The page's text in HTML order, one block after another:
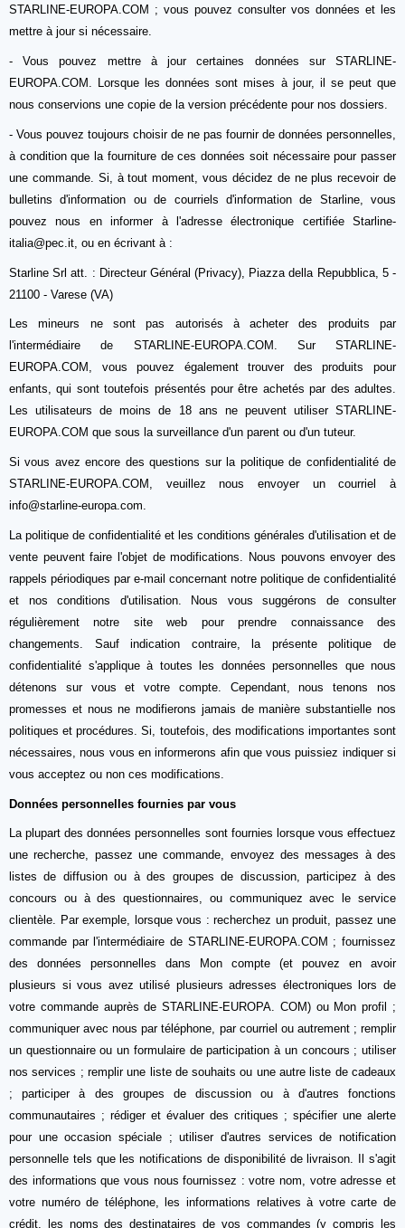
STARLINE-EUROPA.COM ; vous pouvez consulter vos données et les
mettre à jour si nécessaire.
- Vous pouvez mettre à jour certaines données sur STARLINE-
EUROPA.COM. Lorsque les données sont mises à jour, il se peut que
nous conservions une copie de la version précédente pour nos dossiers.
- Vous pouvez toujours choisir de ne pas fournir de données personnelles,
à condition que la fourniture de ces données soit nécessaire pour passer
une commande. Si, à tout moment, vous décidez de ne plus recevoir de
bulletins d'information ou de courriels d'information de Starline, vous
pouvez nous en informer à l'adresse électronique certifiée Starline-
italia@pec.it, ou en écrivant à :
Starline Srl att. : Directeur Général (Privacy), Piazza della Repubblica, 5 -
21100 - Varese (VA)
Les mineurs ne sont pas autorisés à acheter des produits par
l'intermédiaire de STARLINE-EUROPA.COM. Sur STARLINE-
EUROPA.COM, vous pouvez également trouver des produits pour
enfants, qui sont toutefois présentés pour être achetés par des adultes.
Les utilisateurs de moins de 18 ans ne peuvent utiliser STARLINE-
EUROPA.COM que sous la surveillance d'un parent ou d'un tuteur.
Si vous avez encore des questions sur la politique de confidentialité de
STARLINE-EUROPA.COM, veuillez nous envoyer un courriel à
info@starline-europa.com.
La politique de confidentialité et les conditions générales d'utilisation et de
vente peuvent faire l'objet de modifications. Nous pouvons envoyer des
rappels périodiques par e-mail concernant notre politique de confidentialité
et nos conditions d'utilisation. Nous vous suggérons de consulter
régulièrement notre site web pour prendre connaissance des
changements. Sauf indication contraire, la présente politique de
confidentialité s'applique à toutes les données personnelles que nous
détenons sur vous et votre compte. Cependant, nous tenons nos
promesses et nous ne modifierons jamais de manière substantielle nos
politiques et procédures. Si, toutefois, des modifications importantes sont
nécessaires, nous vous en informerons afin que vous puissiez indiquer si
vous acceptez ou non ces modifications.
Données personnelles fournies par vous
La plupart des données personnelles sont fournies lorsque vous effectuez
une recherche, passez une commande, envoyez des messages à des
listes de diffusion ou à des groupes de discussion, participez à des
concours ou à des questionnaires, ou communiquez avec le service
clientèle. Par exemple, lorsque vous : recherchez un produit, passez une
commande par l'intermédiaire de STARLINE-EUROPA.COM ; fournissez
des données personnelles dans Mon compte (et pouvez en avoir
plusieurs si vous avez utilisé plusieurs adresses électroniques lors de
votre commande auprès de STARLINE-EUROPA. COM) ou Mon profil ;
communiquer avec nous par téléphone, par courriel ou autrement ; remplir
un questionnaire ou un formulaire de participation à un concours ; utiliser
nos services ; remplir une liste de souhaits ou une autre liste de cadeaux
; participer à des groupes de discussion ou à d'autres fonctions
communautaires ; rédiger et évaluer des critiques ; spécifier une alerte
pour une occasion spéciale ; utiliser d'autres services de notification
personnelle tels que les notifications de disponibilité de livraison. Il s'agit
des informations que vous nous fournissez : votre nom, votre adresse et
votre numéro de téléphone, les informations relatives à votre carte de
crédit, les noms des destinataires de vos commandes (y compris les